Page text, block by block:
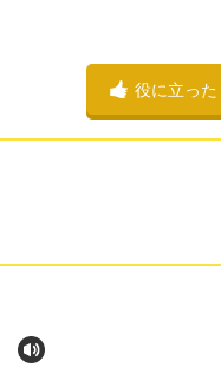
役に立った